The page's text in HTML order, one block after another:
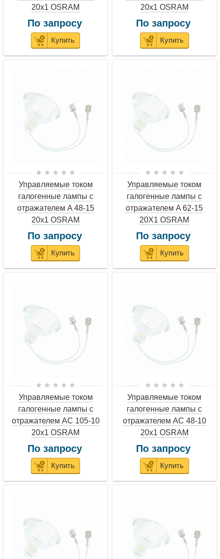
20x1 OSRAM
По запросу
Купить
20x1 OSRAM
По запросу
Купить
Управляемые током
галогенные лампы с
отражателем A 48-15
20x1 OSRAM
По запросу
Купить
Управляемые током
галогенные лампы с
отражателем A 62-15
20X1 OSRAM
По запросу
Купить
Управляемые током
галогенные лампы с
отражателем AC 105-10
20x1 OSRAM
По запросу
Купить
Управляемые током
галогенные лампы с
отражателем AC 48-10
20x1 OSRAM
По запросу
Купить